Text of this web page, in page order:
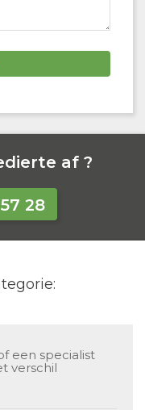
af ?
28
een specialist
verschil